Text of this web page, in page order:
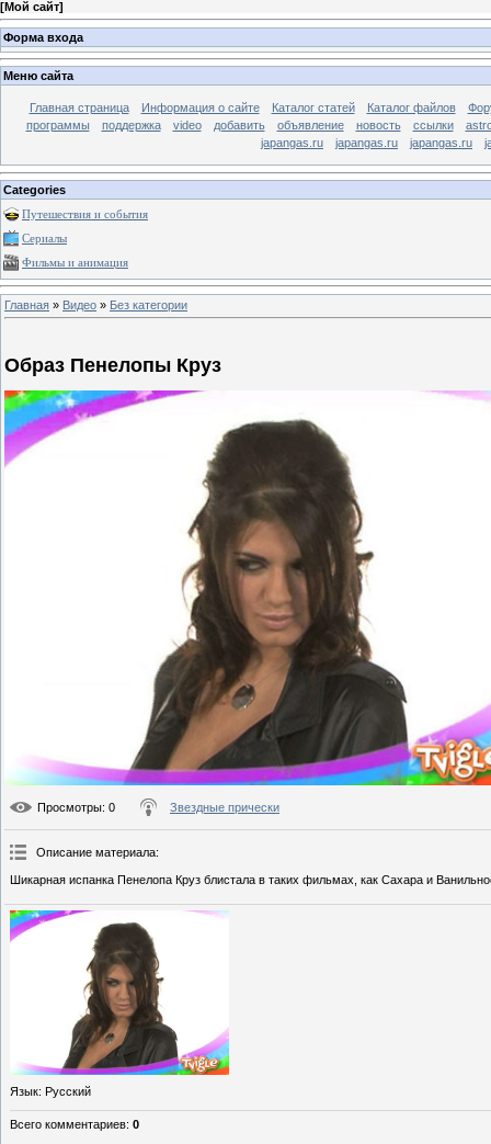
[Мой сайт]
Форма входа
Меню сайта
Главная страница Информация о сайте Каталог статей Каталог файлов
программы
поддержка video добавить объявление новость ссылки
japangas.ru
japangas.ru japangas.ru
Categories
Путешествия и события
Сериалы
Фильмы и анимация
Главная » Видео » Без категории
Образ Пенелопы Круз
Просмотры: 0 Звездные прически
Описание материала:
Шикарная испанка Пенелопа Круз блистала в таких фильмах, как Сахара и
Язык: Русский
Всего комментариев: 0